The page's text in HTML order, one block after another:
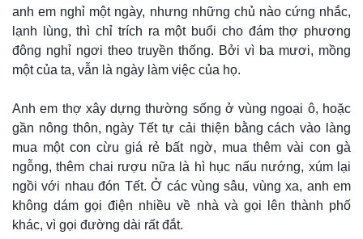
Doanh nghiệp
Doanh nghiệp 24h
Doanh nhân
Vì cộng đồng
Công nghệ
Tin Công nghệ
Trải nghiệm
Chuyển đổi số
anh em nghỉ một ngày, nhưng những chủ nào cứng nhắc,
lạnh lùng, thì chỉ trích ra một buổi cho đám thợ phương
đông nghỉ ngơi theo truyền thống. Bởi vì ba mươi, mồng
một của ta, vẫn là ngày làm việc của họ.
Anh em thợ xây dựng thường sống ở vùng ngoại ô, hoặc
gần nông thôn, ngày Tết tự cải thiện bằng cách vào làng
mua một con cừu giá rẻ bất ngờ, mua thêm vài con gà
ngỗng, thêm chai rượu nữa là hì hục nấu nướng, xúm lại
ngồi với nhau đón Tết. Ở các vùng sâu, vùng xa, anh em
không dám gọi điện nhiều về nhà và gọi lên thành phố
khác, vì gọi đường dài rất đắt.